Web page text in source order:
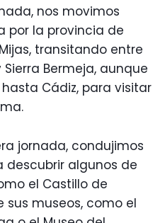
nos movimos
por la provincia de
transitando entre
Bermeja, aunque
Cádiz, para visitar
jornada, condujimos
descubrir algunos de
el Castillo de
sus museos, como el